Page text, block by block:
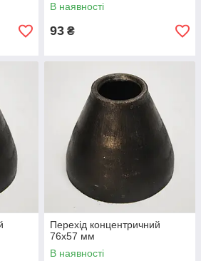
В наявності
93 ₴
Перехід концентричний
76х57 мм
В наявності